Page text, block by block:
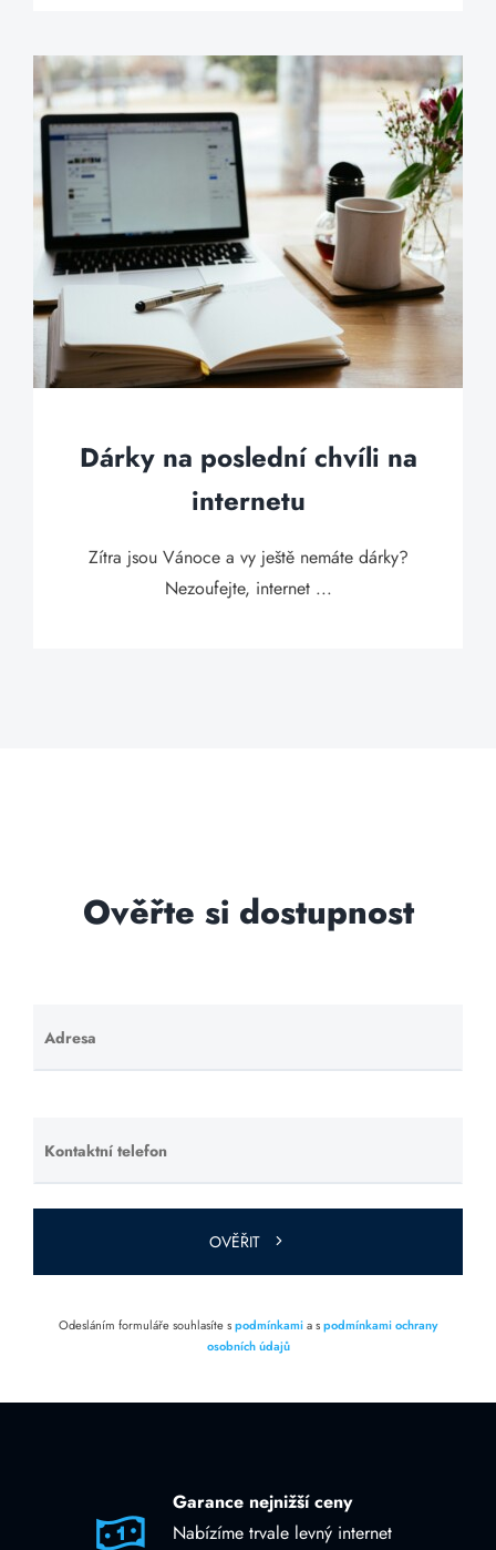
Dárky na poslední chvíli na
internetu
Zítra jsou Vánoce a vy ještě nemáte dárky?
Nezoufejte, internet ...
Ověřte si dostupnost
Adresa
Ponechte
toto pole
Kontaktní telefon
Ponechte
toto pole
prázdné.
OVĚŘIT
Odesláním formuláře souhlasíte spodmínkamia spodmínkami ochrany
osobních údajů
Garance nejnižší ceny
Nabízíme trvale levný internet